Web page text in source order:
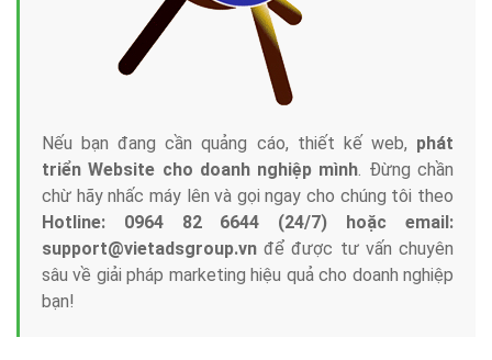
Nếu bạn đang cần quảng cáo, thiết kế web, phát
triển Website cho doanh nghiệp mình. Đừng chần
chừ hãy nhấc máy lên và gọi ngay cho chúng tôi theo
Hotline: 0964 82 6644 (24/7) hoặc email:
support@vietadsgroup.vn để được tư vấn chuyên
sâu về giải pháp marketing hiệu quả cho doanh nghiệp
bạn!